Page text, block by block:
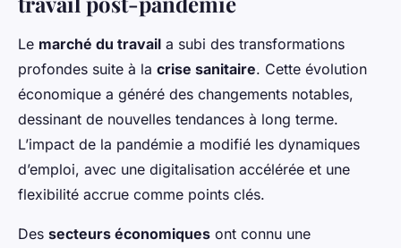
Le marché du travail a subi des transformations
profondes suite à la crise sanitaire. Cette évolution
économique a généré des changements notables,
dessinant de nouvelles tendances à long terme.
L’impact de la pandémie a modifié les dynamiques
d’emploi, avec une digitalisation accélérée et une
flexibilité accrue comme points clés.
Des secteurs économiques ont connu une